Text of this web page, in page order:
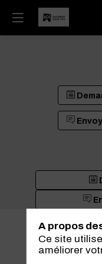
A propos
Ce site
améliorer